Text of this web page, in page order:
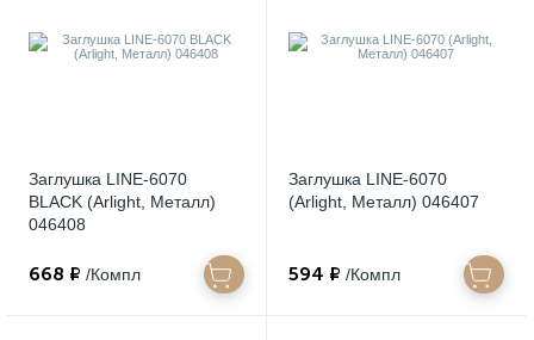
Заглушка LINE-6070
BLACK (Arlight, Металл)
046408
668 ₽ /Компл
Заглушка LINE-6070
(Arlight, Металл) 046407
594 ₽ /Компл